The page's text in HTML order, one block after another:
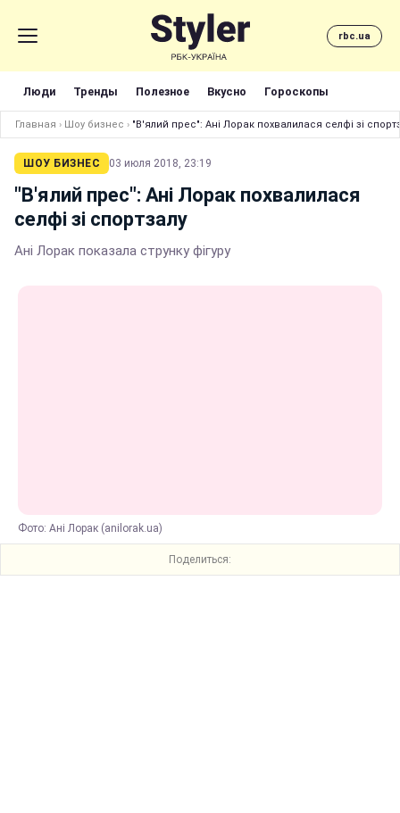
rbc.ua
Люди Тренды Полезное Вкусно Гороскопы
Главная › Шоу бизнес › "В'ялий прес": Ані Лорак похвалилася селфі зі
ШОУ БИЗНЕС 03 июля 2018, 23:19
"В'ялий прес": Ані Лорак похвалилася
селфі зі спортзалу
Ані Лорак показала струнку фігуру
Фото: Ані Лорак (anilorak.ua)
Поделиться: